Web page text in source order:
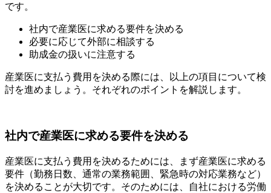
です。
社内で産業医に求める要件を決める
必要に応じて外部に相談する
助成金の扱いに注意する
産業医に支払う費用を決める際には、以上の項目について検
討を進めましょう。それぞれのポイントを解説します。
社内で産業医に求める要件を決める
産業医に支払う費用を決めるためには、まず産業医に求める
要件（勤務日数、通常の業務範囲、緊急時の対応業務など）
を決めることが大切です。そのためには、自社における労働